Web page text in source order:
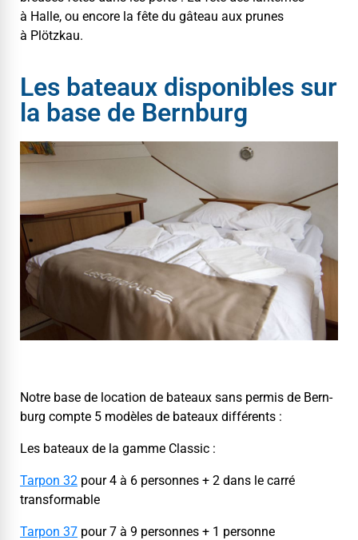
à Halle, ou encore la fête du gâteau aux prunes
à Plötzkau.
Les bateaux disponibles sur
la base de Bernburg
Notre base de loca­tion de bateaux sans per­mis de Bern­
burg compte 5 mod­èles de bateaux différents :
Les bateaux de la gamme Classic :
Tar­pon 32 pour 4 à 6 per­son­nes + 2 dans le car­ré
transformable
Tar­pon 37 pour 7 à 9 per­son­nes + 1 personne